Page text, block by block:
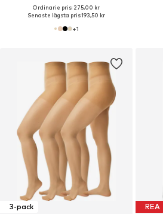
Ordinarie pris: 275,00 kr
Senaste lägsta pris:193,50 kr
+1
3-pack REA